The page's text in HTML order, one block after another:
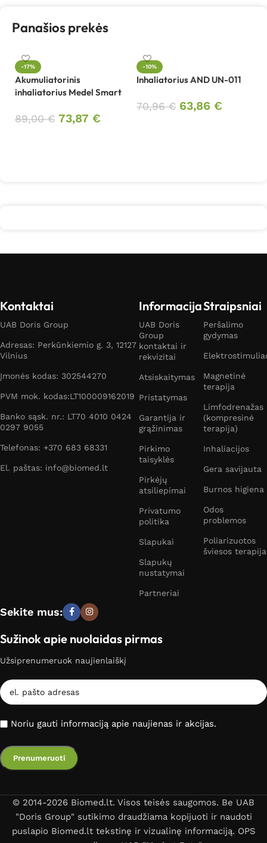
Panašios prekės
-17%
Akumuliatorinis
inhaliatorius Medel Smart
89,00€ 73,87 €
-10%
Inhaliatorius AND UN-011
70,96€ 63,86 €
Kontaktai
UAB Doris Group
Adresas: Perkūnkiemio g. 3, 12127
Vilnius
Įmonės kodas: 302544270
PVM mok. kodas:LT100009162019
Banko sąsk. nr.: LT70 4010 0424
0297 9055
Telefonas: +370 683 68331
El. paštas: info@biomed.lt
Informacija
UAB Doris
Group
kontaktai ir
rekvizitai
Atsiskaitymas
Pristatymas
Garantija ir
grąžinimas
Pirkimo
taisyklės
Pirkėjų
atsiliepimai
Privatumo
politika
Slapukai
Slapukų
nustatymai
Partneriai
Straipsniai
Peršalimo
gydymas
Magnetinė
terapija
Limfodrenažas
(kompresinė
terapija)
Inhaliacijos
Gera savijauta
Burnos higiena
Odos
problemos
Poliarizuotos
šviesos terapija
Sekite mus:
Sužinok apie nuolaidas pirmas
Užsiprenumeruok naujienlaiškį
Noriu gauti informaciją apie naujienas ir akcijas.
© 2014-2026 Biomed.lt. Visos teisės saugomos. Be UAB
"Doris Group" sutikimo draudžiama kopijuoti ir naudoti
puslapio Biomed.lt tekstinę ir vizualinę informaciją. OPS